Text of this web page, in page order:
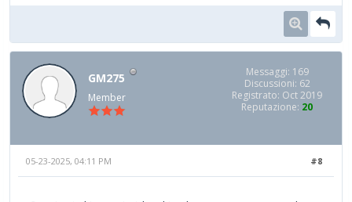
GM275
Member
Messaggi: 169
Discussioni: 62
Registrato: Oct 2019
Reputazione: 20
#8
05-23-2025, 04:11 PM